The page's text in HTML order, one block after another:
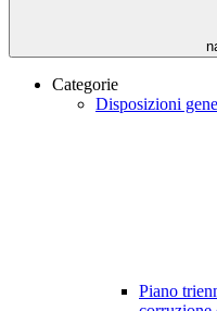
Categorie
Disposizioni
Piano